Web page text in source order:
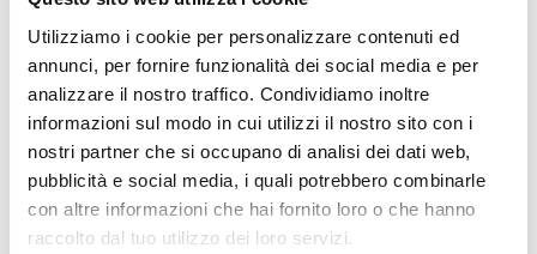
Utilizziamo i cookie per personalizzare contenuti ed
annunci, per fornire funzionalità dei social media e per
analizzare il nostro traffico. Condividiamo inoltre
informazioni sul modo in cui utilizzi il nostro sito con i
nostri partner che si occupano di analisi dei dati web,
pubblicità e social media, i quali potrebbero combinarle
con altre informazioni che hai fornito loro o che hanno
raccolto dal tuo utilizzo dei loro servizi.
InimTech Security